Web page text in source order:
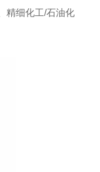
精细化工/石油化